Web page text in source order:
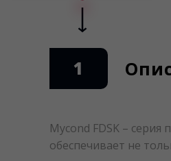
1
Mycond FDSK –
обеспечивает не